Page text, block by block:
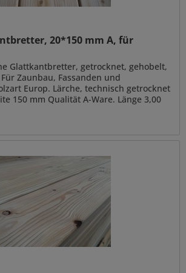
20*150 mm A, für
Glattkantbretter, getrocknet, gehobelt,
Zaunbau, Fassanden und
Europ. Lärche, technisch getrocknet
150 mm Qualität A-Ware. Länge 3,00